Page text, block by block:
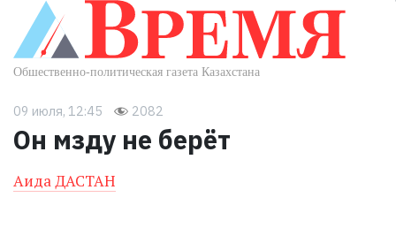
09 июля, 12:45 2082
Он мзду не берёт
Аида ДАСТАН